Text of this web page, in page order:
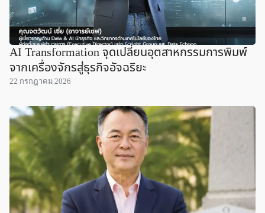
AI Transformation จุดเปลี่ยนอุตสาหกรรมการพิมพ์
จากเครื่องจักรสู่ธุรกิจอัจฉริยะ
22 กรกฎาคม 2026